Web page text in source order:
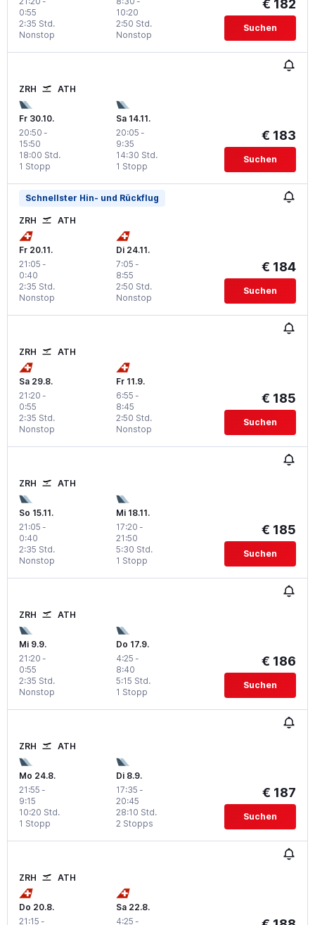
0:55
Nonstop
2:35 Std.
10:20
Nonstop
2:50 Std.
€ 182
Suchen
ZRH ATH
Fr 30.10.
20:50 -
15:50
1 Stopp
18:00 Std.
Sa 14.11.
20:05 -
9:35
1 Stopp
14:30 Std.
€ 183
Suchen
Schnellster Hin- und Rückflug
ZRH ATH
Fr 20.11.
21:05 -
0:40
Nonstop
2:35 Std.
Di 24.11.
7:05 -
8:55
Nonstop
2:50 Std.
€ 184
Suchen
ZRH ATH
Sa 29.8.
21:20 -
0:55
Nonstop
2:35 Std.
Fr 11.9.
6:55 -
8:45
Nonstop
2:50 Std.
€ 185
Suchen
ZRH ATH
So 15.11.
21:05 -
0:40
Nonstop
2:35 Std.
Mi 18.11.
17:20 -
21:50
1 Stopp
5:30 Std.
€ 185
Suchen
ZRH ATH
Mi 9.9.
21:20 -
0:55
Nonstop
2:35 Std.
Do 17.9.
4:25 -
8:40
1 Stopp
5:15 Std.
€ 186
Suchen
ZRH ATH
Mo 24.8.
21:55 -
9:15
1 Stopp
10:20 Std.
Di 8.9.
17:35 -
20:45
2 Stopps
28:10 Std.
€ 187
Suchen
ZRH ATH
Do 20.8.
21:15 -
Sa 22.8.
4:25 -